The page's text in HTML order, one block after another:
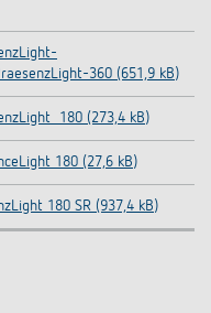
360 (651,9 kB)
(273,4 kB)
180 (27,6 kB)
180 SR (937,4 kB)